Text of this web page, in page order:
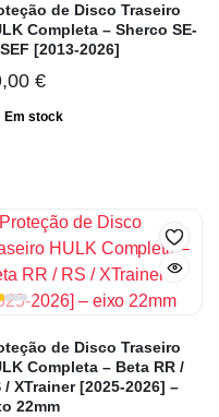
de Disco Traseiro
Completa – Sherco SE-
[2013-2026]
€
Em stock
de Disco Traseiro
Completa – Beta RR /
/ XTrainer [2025-2026] –
22mm